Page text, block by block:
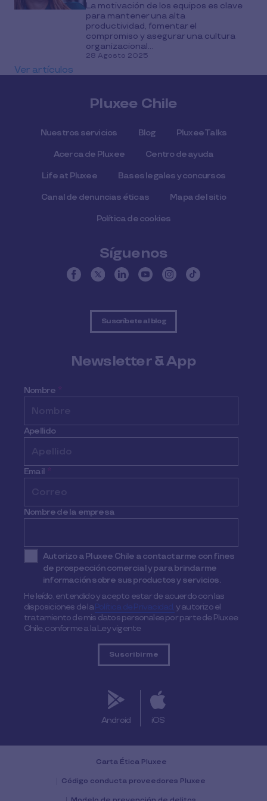
La motivación de los equipos es clave
para mantener una alta
productividad, fomentar el
compromiso y asegurar una cultura
organizacional...
28 Agosto 2025
Ver artículos
Pluxee Chile
Nuestros servicios Blog Pluxee Talks
Acerca de Pluxee Centro de ayuda
Life at Pluxee Bases legales y concursos
Canal de denuncias éticas Mapa del sitio
Política de cookies
Síguenos
Suscríbete al blog
Newsletter & App
Nombre *
Apellido
Email *
Nombre de la empresa
Autorizo a Pluxee Chile a contactarme con fines
de prospección comercial y para brindarme
información sobre sus productos y servicios.
He leído, entendido y acepto estar de acuerdo con las
disposiciones de laPolítica de Privacidad,y autorizo el
tratamiento de mis datos personales por parte de Pluxee
Chile, conforme a la Ley vigente
Android iOS
Carta Ética Pluxee
Código conducta proveedores Pluxee